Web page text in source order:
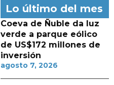
Lo último del mes
Coeva de Ñuble da luz
verde a parque eólico
de US$172 millones de
inversión
agosto 7, 2026